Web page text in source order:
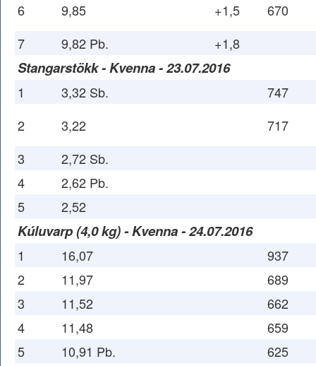
6
9,85 +1,5
670
7
9,82 Pb. +1,8
Stangarstökk - Kvenna - 23.07.2016
1 3,32 Sb.
747
2
3,22
717
3
2,72 Sb.
4
2,62 Pb.
5
2,52
Kúluvarp (4,0 kg) - Kvenna - 24.07.2016
1 16,07
937
2
11,97
689
3
11,52
662
4
11,48
659
5
10,91 Pb.
625